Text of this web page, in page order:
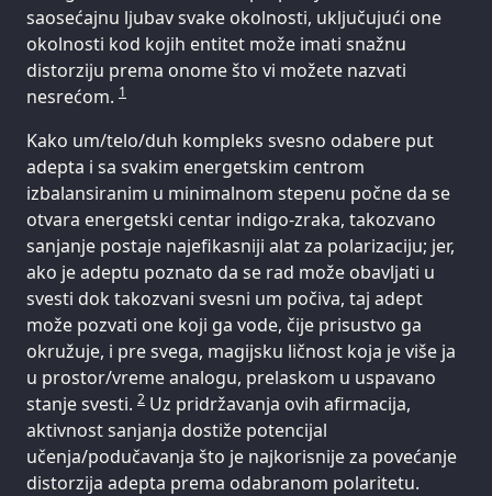
saosećajnu ljubav svake okolnosti, uključujući one
okolnosti kod kojih entitet može imati snažnu
distorziju prema onome što vi možete nazvati
nesrećom. 1
Kako um/telo/duh kompleks svesno odabere put
adepta i sa svakim energetskim centrom
izbalansiranim u minimalnom stepenu počne da se
otvara energetski centar indigo-zraka, takozvano
sanjanje postaje najefikasniji alat za polarizaciju; jer,
ako je adeptu poznato da se rad može obavljati u
svesti dok takozvani svesni um počiva, taj adept
može pozvati one koji ga vode, čije prisustvo ga
okružuje, i pre svega, magijsku ličnost koja je više ja
u prostor/vreme analogu, prelaskom u uspavano
stanje svesti. 2 Uz pridržavanja ovih afirmacija,
aktivnost sanjanja dostiže potencijal
učenja/podučavanja što je najkorisnije za povećanje
distorzija adepta prema odabranom polaritetu.